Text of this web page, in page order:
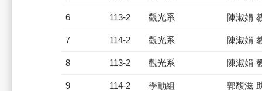
6 113-2 觀光系 陳淑娟
7 114-2 觀光系 陳淑娟
8 113-2 觀光系 陳淑娟
9 114-2 學動組 郭馥滋